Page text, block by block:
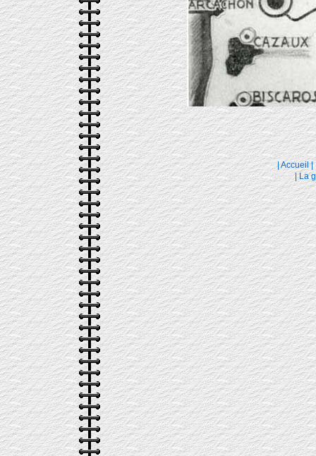
|Accueil |
|La